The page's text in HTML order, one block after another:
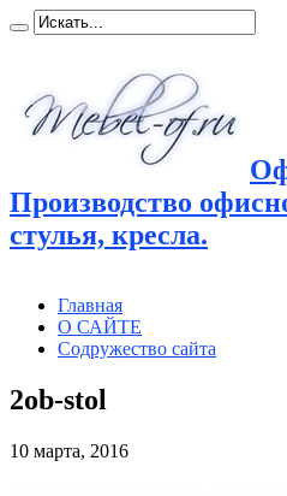
Производство
стулья, кресла.
Главная
О САЙТЕ
Содружество сайта
2ob-stol
10 марта, 2016